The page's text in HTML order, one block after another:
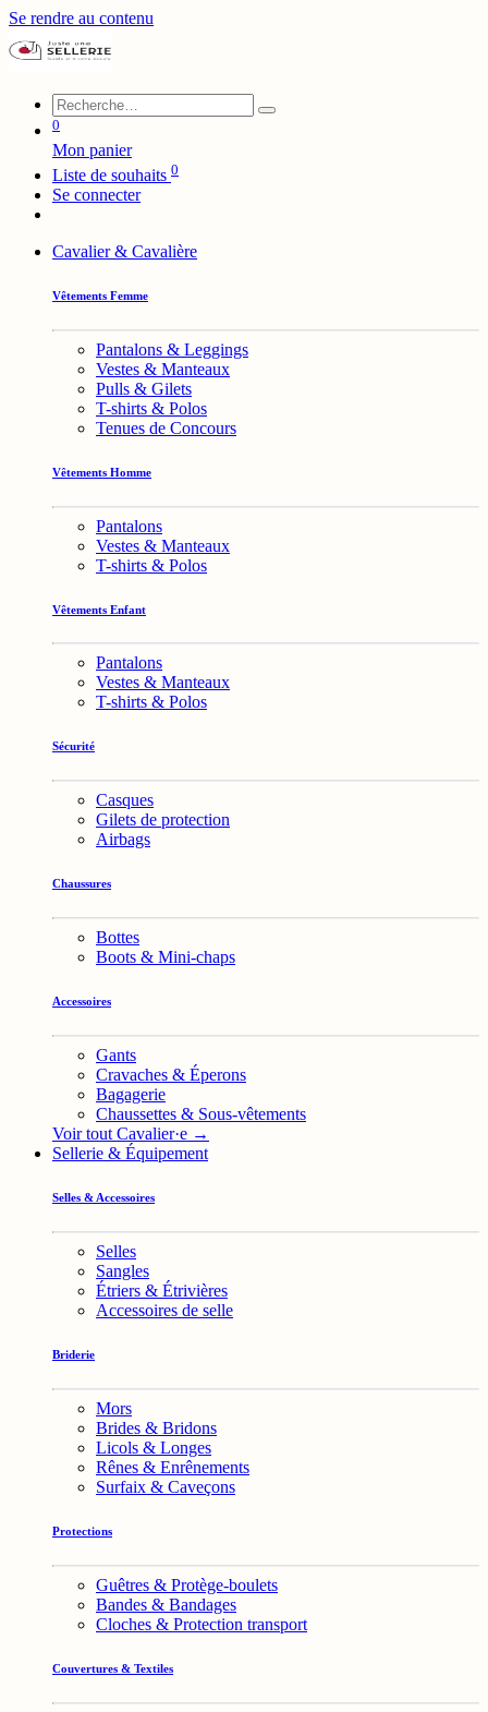
Se rendre au contenu
0
Mon panier
Liste de souhaits 0
Se connecter
Cavalier & Cavalière
Vêtements Femme
Pantalons & Leggings
Vestes & Manteaux
Pulls & Gilets
T-shirts & Polos
Tenues de Concours
Vêtements Homme
Pantalons
Vestes & Manteaux
T-shirts & Polos
Vêtements Enfant
Pantalons
Vestes & Manteaux
T-shirts & Polos
Sécurité
Casques
Gilets de protection
Airbags
Chaussures
Bottes
Boots & Mini-chaps
Accessoires
Gants
Cravaches & Éperons
Bagagerie
Chaussettes & Sous-vêtements
Voir tout Cavalier·e →
Sellerie & Équipement
Selles & Accessoires
Selles
Sangles
Étriers & Étrivières
Accessoires de selle
Briderie
Mors
Brides & Bridons
Licols & Longes
Rênes & Enrênements
Surfaix & Caveçons
Protections
Guêtres & Protège-boulets
Bandes & Bandages
Cloches & Protection transport
Couvertures & Textiles